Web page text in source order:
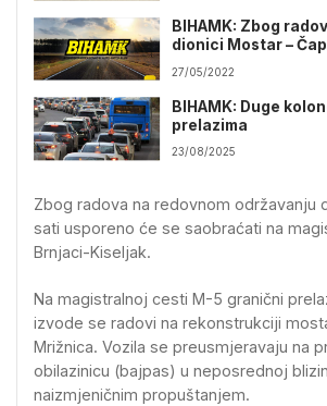
BIHAMK: Zbog
dionici Mostar –
27/05/2022
BIHAMK: Duge
prelazima
23/08/2025
Zbog radova na redovnom održavanju
sati usporeno će se saobraćati na
Brnjaci-Kiseljak.
Na magistralnoj cesti M-5 granični
izvode se radovi na rekonstrukciji
Mrižnica. Vozila se preusmjeravaju na
obilazinicu (bajpas) u neposrednoj
naizmjeničnim propuštanjem.